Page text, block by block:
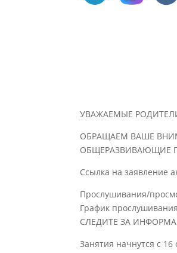
УВАЖАЕМЫЕ
ОБРАЩАЕМ ВАШЕ
ОБЩЕРАЗВИВАЮЩИЕ
Ссылка на заявление
Прослушивания/
График
СЛЕДИТЕ ЗА
Занятия начнутся с 16